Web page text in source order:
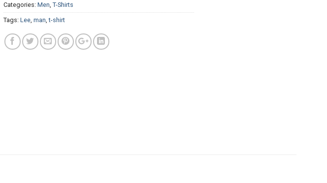
Categories: Men T-Shirts
Tags: Lee man ,t-shirt